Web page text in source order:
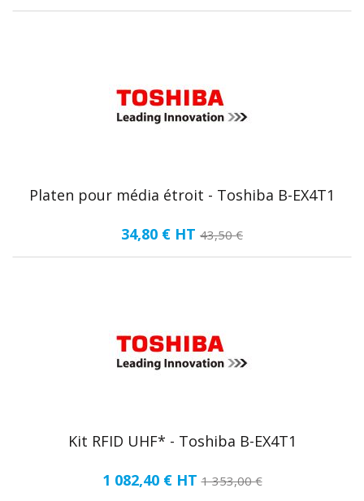
Platen pour média étroit - Toshiba B-EX4T1
34,80 € HT 43,50 €
Kit RFID UHF* - Toshiba B-EX4T1
1 082,40 € HT 1 353,00 €